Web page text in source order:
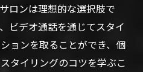
ロンは理想的な選択肢で
ビデオ通話を通じてスタイ
ョンを取ることができ、個
タイリングのコツを学ぶこ